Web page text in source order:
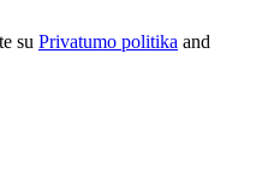
su Privatumo politika and